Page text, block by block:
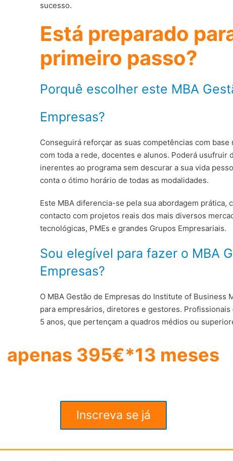
sucesso.
Está preparado
primeiro passo?
Porquê escolher este MBA
Empresas?
Conseguirá reforçar as suas competências com
com toda a rede, docentes e alunos. Poderá usufruir
inerentes ao programa sem descurar a sua vida
conta o ótimo horário de todas as modalidades.
Este MBA diferencia-se pela sua abordagem prática,
contacto com projetos reais dos mais diversos
tecnológicas, PMEs e grandes Grupos Empresariais.
Sou elegível para fazer o MBA
Empresas?
O MBA Gestão de Empresas do Institute of Business
para empresários, diretores e gestores.
5 anos, que pertençam a quadros médios ou
apenas 395€*13 meses
Inscreva se já